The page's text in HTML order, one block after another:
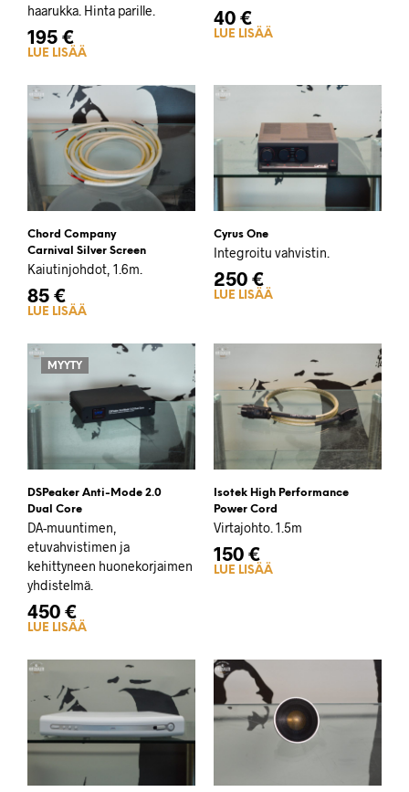
haarukka. Hinta parille.
195 €
LUE LISÄÄ
40 €
LUE LISÄÄ
Chord Company
Carnival Silver Screen
Kaiutinjohdot, 1.6m.
85 €
LUE LISÄÄ
Cyrus One
Integroitu vahvistin.
250 €
LUE LISÄÄ
MYYTY
DSPeaker Anti-Mode 2.0
Dual Core
DA-muuntimen,
etuvahvistimen ja
kehittyneen huonekorjaimen
yhdistelmä.
450 €
LUE LISÄÄ
Isotek High Performance
Power Cord
Virtajohto. 1.5m
150 €
LUE LISÄÄ